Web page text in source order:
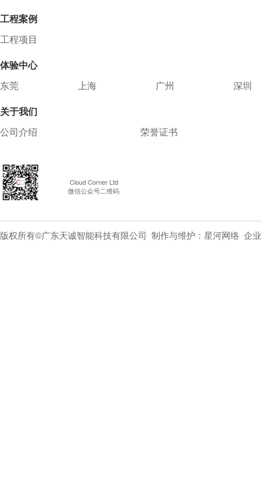
工程案例
工程项目
体验中心
东莞
上海 广州
深圳
关于我们
公司介绍
荣誉证书
Cloud Corner Ltd
微信公众号二维码
版权所有©广东天诚智能科技有限公司 制作与维护： 星河网络 企